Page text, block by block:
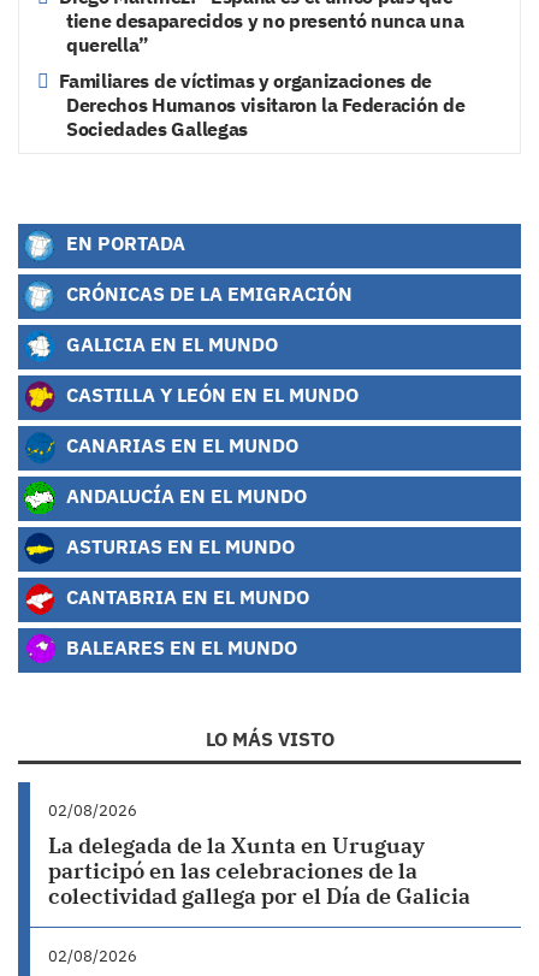
tiene desaparecidos y no presentó nunca una
querella”
Familiares de víctimas y organizaciones de
Derechos Humanos visitaron la Federación de
Sociedades Gallegas
EN PORTADA
CRÓNICAS DE LA EMIGRACIÓN
GALICIA EN EL MUNDO
CASTILLA Y LEÓN EN EL MUNDO
CANARIAS EN EL MUNDO
ANDALUCÍA EN EL MUNDO
ASTURIAS EN EL MUNDO
CANTABRIA EN EL MUNDO
BALEARES EN EL MUNDO
LO MÁS VISTO
02/08/2026
La delegada de la Xunta en Uruguay
participó en las celebraciones de la
colectividad gallega por el Día de Galicia
02/08/2026